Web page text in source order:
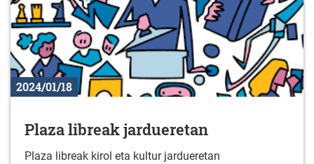
2024/01/18
Plaza libreak jardueretan
Plaza libreak kirol eta kultur jardueretan